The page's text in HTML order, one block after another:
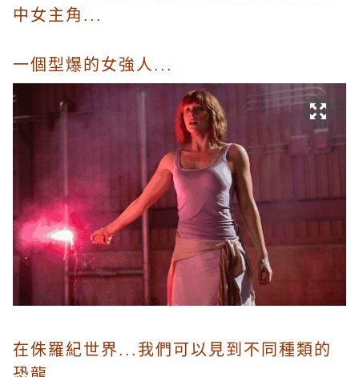
中女主角...
一個型爆的女強人...
在侏羅紀世界...我們可以見到不同種類的